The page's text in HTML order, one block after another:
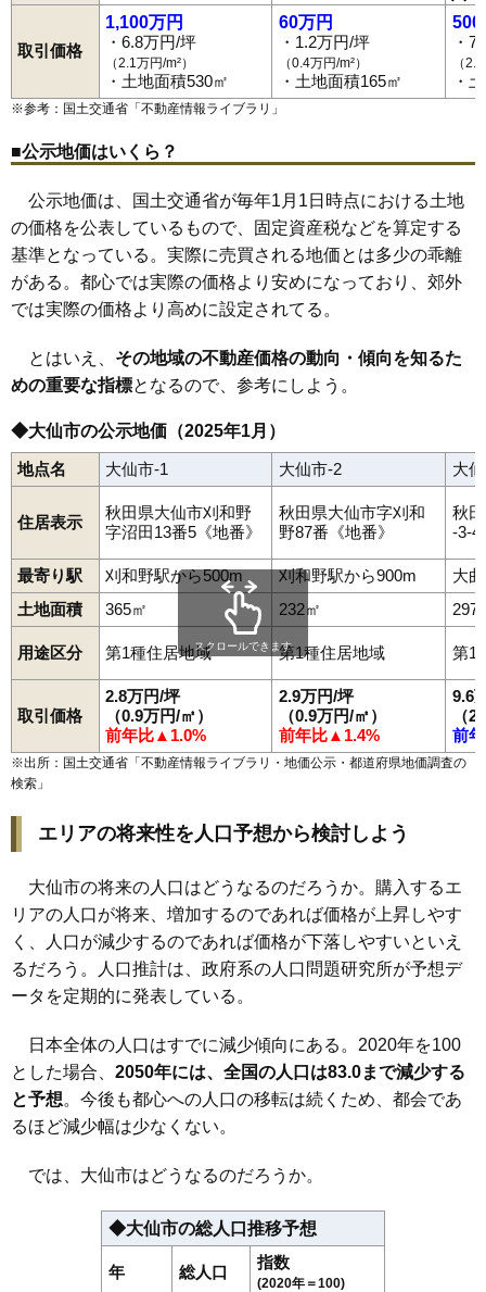
取引価格
1,100万円
・6.8万円/坪
（2.1万円/m²）
・土地面積530㎡
60万円
・1.2万円/坪
（0.4万円/m²）
・土地面積165㎡
500
・
（
・
※参考：国土交通省「不動産情報ライブラリ 」
■公示地価はいくら？
公示地価は、国土交通省が毎年1月1日時点における土地
の価格を公表しているもので、固定資産税などを算定する
基準となっている。実際に売買される地価とは多少の乖離
がある。都心では実際の価格より安めになっており、郊外
では実際の価格より高めに設定されてる。
とはいえ、 その地域の不動産価格の動向・傾向を知るた
めの重要な指標となるので、参考にしよう。
◆大仙市の公示地価（2025年1月）
地点名 大仙市-1 大仙市-2 大
住居表示
秋田県大仙市刈和野
字沼田13番5《地番》
秋田県大仙市字刈和
野87番《地番》
秋
-3-4
最寄り駅 刈和野駅から500m 刈和野駅から900m
大
土地面積
365㎡ 232㎡ 297
用途区分 第1種住居地域 第1種住居地域 第1
取引価格
2.8万円/坪
（0.9万円/㎡）
前年比▲1.0%
2.9万円/坪
（0.9万円/㎡）
前年比▲1.4%
9.6
（
前
スクロールできます
※出所：国土交通省「不動産情報ライブラリ・地価公示・都道府県地価調査の
検索 」
エリアの将来性を人口予想から検討しよう
大仙市の将来の人口はどうなるのだろうか。購入するエ
リアの人口が将来、増加するのであれば価格が上昇しやす
く、人口が減少するのであれば価格が下落しやすいといえ
るだろう。人口推計は、政府系の人口問題研究所が予想デ
ータを定期的に発表している。
日本全体の人口はすでに減少傾向にある。2020年を100
とした場合、 2050年には、全国の人口は83.0まで減少する
と予想。今後も都心への人口の移転は続くため、都会であ
るほど減少幅は少なくない。
では、大仙市はどうなるのだろうか。
◆大仙市の総人口推移予想
年 総人口
指数
(2020年＝100)
大曲花園町 大曲浜町大曲日の出町 大曲福住町
大曲船場町大曲丸子町大曲丸の内町 大曲若葉町小貫高畑
角間川町
上鴬野刈和野 北楢岡木原田 協和稲沢
協和境協和船岡 強首幸町佐野町
高関上郷高梨土川寺館 戸蒔豊岡豊川長野
橋本花館花館上町花館中町東川福田福田町藤木富士見町
神宮寺駅刈和野駅 羽後境駅羽後長野駅
羽後四ツ屋駅 北大曲駅